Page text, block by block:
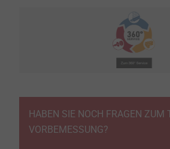
HABEN SIE NOCH FRAGEN ZUM
VORBEMESSUNG?